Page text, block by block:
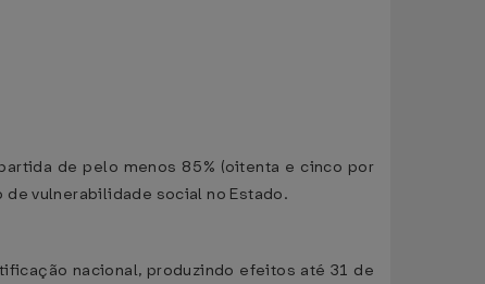
de pelo menos 85% (oitenta e cinco por
vulnerabilidade social no Estado.
nacional, produzindo efeitos até 31 de